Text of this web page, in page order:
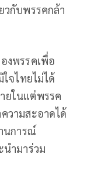
วกับพรรคกล้า
งพรรคเพื่อ
จไทยไม่ได้
ยในแต่พรรค
วามสะอาดได้
นการณ์
นำมาร่วม